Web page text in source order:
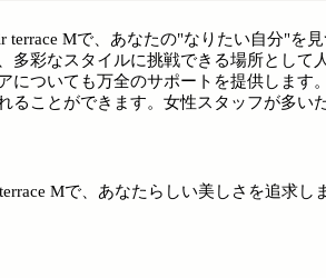
terrace Mで、あなたの"なりたい自分"を
多彩なスタイルに挑戦できる場所として
についても万全のサポートを提供します
ることができます。女性スタッフが多い
Mで、あなたらしい美しさを追求し